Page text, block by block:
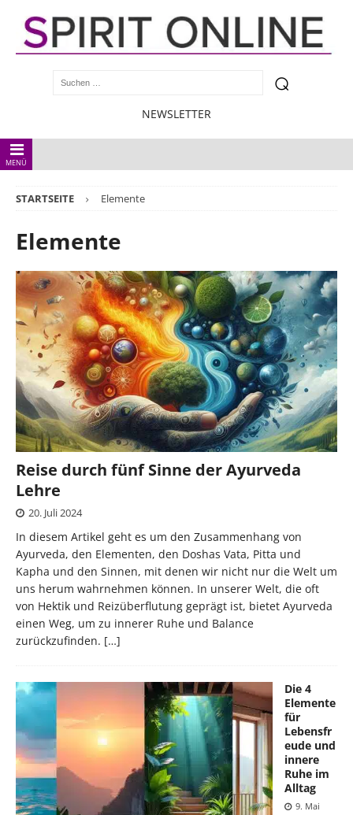
NEWSLETTER
MENÜ
STARTSEITE Elemente
Elemente
Reise durch fünf Sinne der Ayurveda
Lehre
20. Juli 2024
In diesem Artikel geht es um den Zusammenhang von
Ayurveda, den Elementen, den Doshas Vata, Pitta und
Kapha und den Sinnen, mit denen wir nicht nur die Welt um
uns herum wahrnehmen können. In unserer Welt, die oft
von Hektik und Reizüberflutung geprägt ist, bietet Ayurveda
einen Weg, um zu innerer Ruhe und Balance
zurückzufinden. […]
Die 4
Elemente
für
Lebensfr
eude und
innere
Ruhe im
Alltag
9. Mai